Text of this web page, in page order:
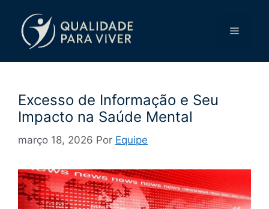
conteúdo
Menu
Excesso de Informação e Seu
Impacto na Saúde Mental
março 18, 2026 Por Equipe